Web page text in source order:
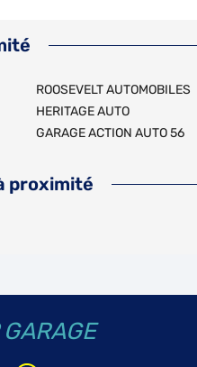
ROOSEVELT AUTOMOBILES
HERITAGE AUTO
GARAGE ACTION AUTO 56
proximité
GARAGE